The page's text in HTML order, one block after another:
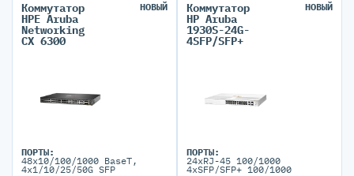
Коммутатор
HPE Aruba
Networking
CX 6300
НОВЫЙ
ПОРТЫ:
48x10/100/1000 BaseT,
4x1/10/25/50G SFP
Коммутатор
HP Aruba
1930S-24G-
4SFP/SFP+
НОВЫЙ
ПОРТЫ:
24xRJ-45 100/1000
4xSFP/SFP+ 100/1000